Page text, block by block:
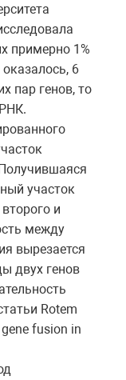
примерно 1%
6
пар генов, то
участок
и
между
вырезается
двух генов
Rotem
fusion in